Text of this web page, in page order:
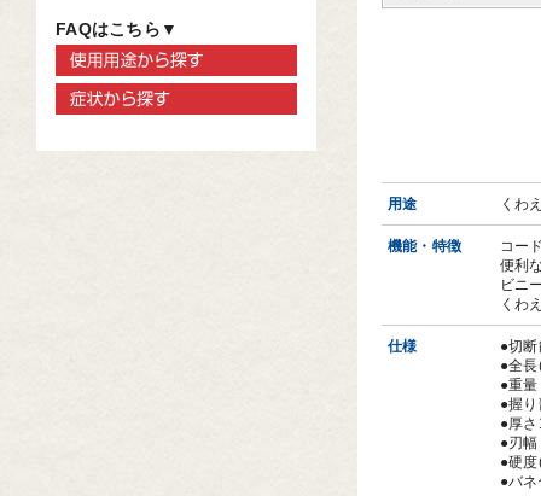
用途 くわ
機能・特徴
コー
便利
ビニ
くわ
仕様
●切
●全
●重
●握
●厚
●刃
●硬
●バ
FAQはこちら▼